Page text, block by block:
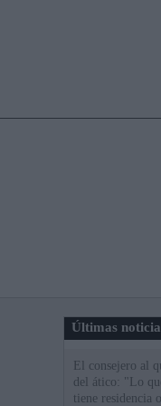
Últimas
El consejero al
del ático: "Lo
tiene residencia